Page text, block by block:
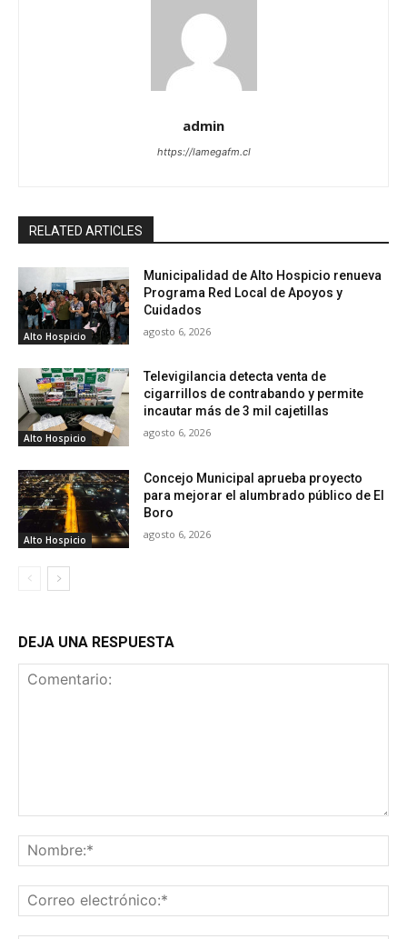
admin
https://lamegafm.cl
RELATED ARTICLES
Alto Hospicio
Municipalidad de Alto Hospicio renueva
Programa Red Local de Apoyos y
Cuidados
agosto 6, 2026
Alto Hospicio
Televigilancia detecta venta de
cigarrillos de contrabando y permite
incautar más de 3 mil cajetillas
agosto 6, 2026
Alto Hospicio
Concejo Municipal aprueba proyecto
para mejorar el alumbrado público de El
Boro
agosto 6, 2026
DEJA UNA RESPUESTA